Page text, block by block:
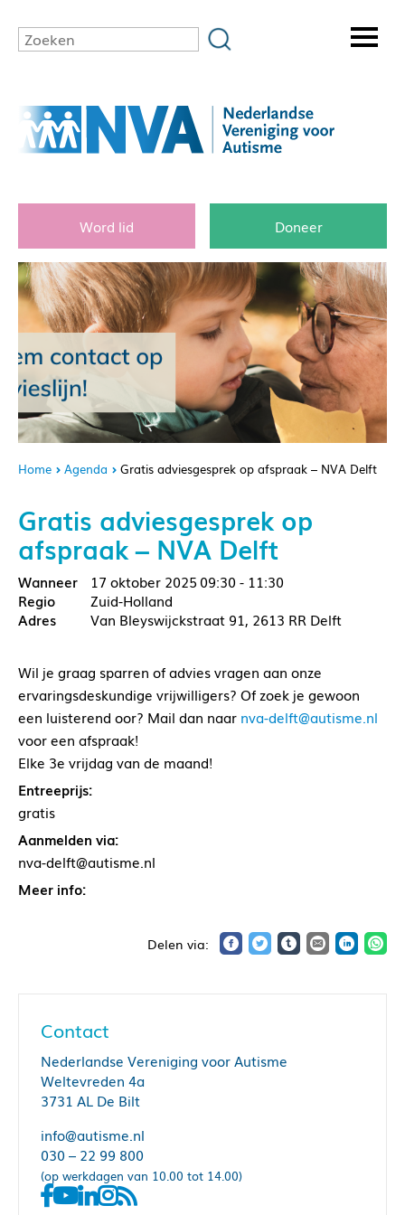
Word lid Doneer
Home Agenda Gratis adviesgesprek op afspraak – NVA Delft
Gratis adviesgesprek op
afspraak – NVA Delft
17 oktober 2025 09:30 - 11:30
Zuid-Holland
Van Bleyswijckstraat 91, 2613 RR Delft
Wil je graag sparren of advies vragen aan onze
ervaringsdeskundige vrijwilligers? Of zoek je gewoon
een luisterend oor? Mail dan naar nva-delft@autisme.nl
voor een afspraak!
Elke 3e vrijdag van de maand!
Entreeprijs:
gratis
Aanmelden via:
nva-delft@autisme.nl
Meer info:
Contact
Nederlandse Vereniging voor Autisme
Weltevreden 4a
3731 AL De Bilt
info@autisme.nl
030 – 22 99 800
(op werkdagen van 10.00 tot 14.00)